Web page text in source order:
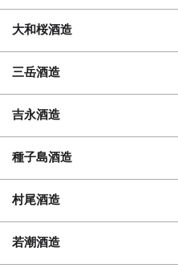
大和桜酒造
三岳酒造
吉永酒造
種子島酒造
村尾酒造
若潮酒造